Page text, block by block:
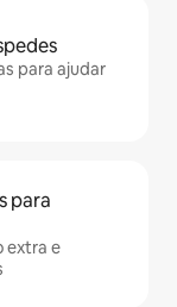
para ajudar
para
extra e